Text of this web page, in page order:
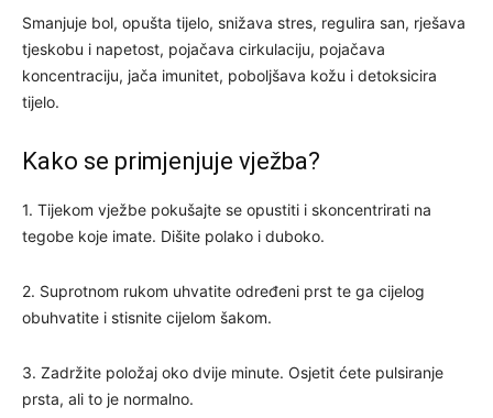
Smanjuje bol, opušta tijelo, snižava stres, regulira san, rješava
tjeskobu i napetost, pojačava cirkulaciju, pojačava
koncentraciju, jača imunitet, poboljšava kožu i detoksicira
tijelo.
Kako se primjenjuje vježba?
1. Tijekom vježbe pokušajte se opustiti i skoncentrirati na
tegobe koje imate. Dišite polako i duboko.
2. Suprotnom rukom uhvatite određeni prst te ga cijelog
obuhvatite i stisnite cijelom šakom.
3. Zadržite položaj oko dvije minute. Osjetit ćete pulsiranje
prsta, ali to je normalno.